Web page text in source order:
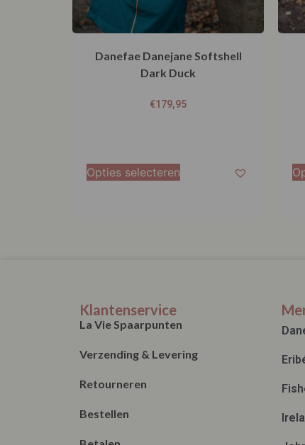
Danefae Danejane Softshell
Dark Duck
€179,95
Opties selecteren
Klantenservice
La Vie Spaarpunten
Verzending & Levering
Retourneren
Bestellen